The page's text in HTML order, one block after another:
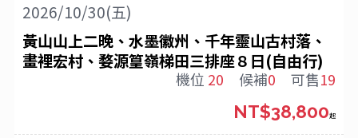
2026/10/30(五)
黃山山上二晚、水墨徽州、千年靈山古村落、
畫裡宏村、婺源篁嶺梯田三排座８日(自由行)
機位 20 候補0 可售19
NT$38,800起